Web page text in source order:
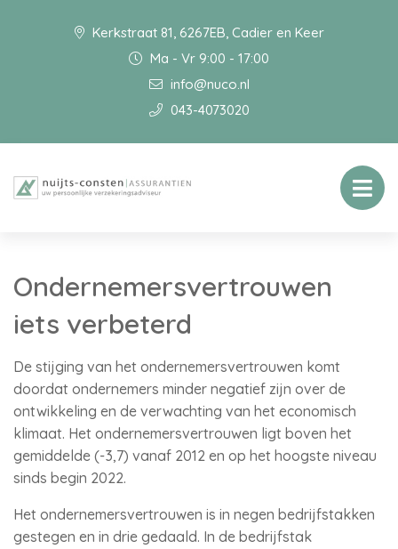
Kerkstraat 81, 6267EB, Cadier en Keer
Ma - Vr 9:00 - 17:00
info@nuco.nl
043-4073020
Ondernemersvertrouwen
iets verbeterd
De stijging van het ondernemersvertrouwen komt
doordat ondernemers minder negatief zijn over de
ontwikkeling en de verwachting van het economisch
klimaat. Het ondernemersvertrouwen ligt boven het
gemiddelde (-3,7) vanaf 2012 en op het hoogste niveau
sinds begin 2022.
Het ondernemersvertrouwen is in negen bedrijfstakken
gestegen en in drie gedaald. In de bedrijfstak